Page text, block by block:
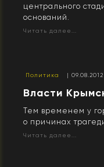
центрального
оснований.
Читать далее...
Политика | 09.08.2012
Власти
Тем временем у
о причинах
Читать далее...